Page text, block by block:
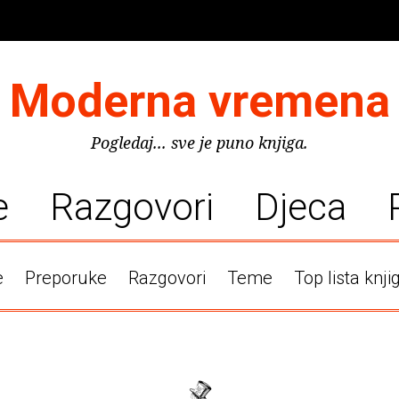
Moderna vremena
Pogledaj... sve je puno knjiga.
Razgovori Djeca
Preporuke Razgovori Teme Top lista